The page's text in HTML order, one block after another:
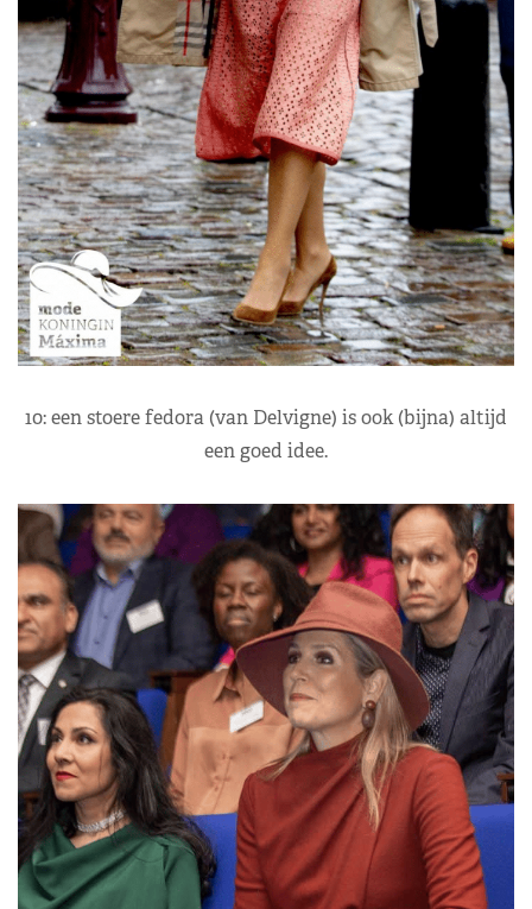
10: een stoere fedora (van Delvigne) is ook (bijna) altijd
een goed idee.